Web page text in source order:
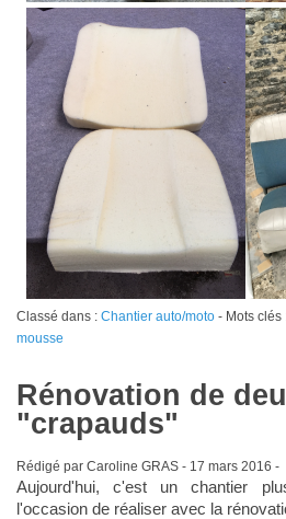
Classé dans : Chantier auto/moto- Mots clés
mousse
Rénovation de
"crapauds"
Rédigé par Caroline GRAS - 17 mars 2016 -
Aujourd'hui, c'est un chantier
l'occasion de réaliser avec la